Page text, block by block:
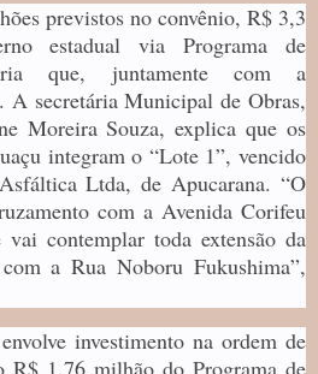
previstos no convênio, R$ 3,3
estadual via Programa de
que, juntamente com a
A secretária Municipal de Obras,
Moreira Souza, explica que os
integram o “Lote 1”, vencido
Ltda, de Apucarana. “O
com a Avenida Corifeu
contemplar toda extensão da
a Rua Noboru Fukushima”,
investimento na ordem de
R$ 1,76 milhão do Programa de